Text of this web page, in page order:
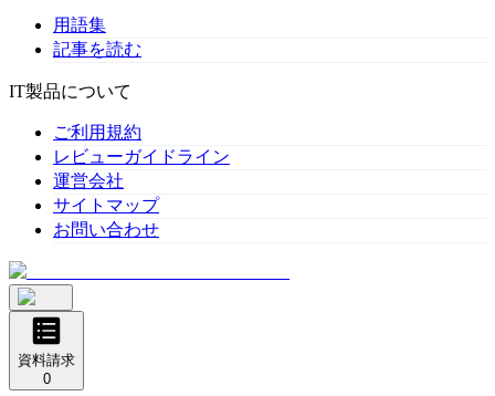
用語集
記事を読む
IT製品について
ご利用規約
レビューガイドライン
運営会社
サイトマップ
お問い合わせ
資料請求
0